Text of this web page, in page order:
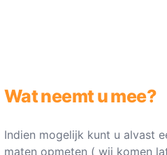
Wat neemt u mee?
Indien mogelijk kunt u alvast
maten opmeten ( wij komen